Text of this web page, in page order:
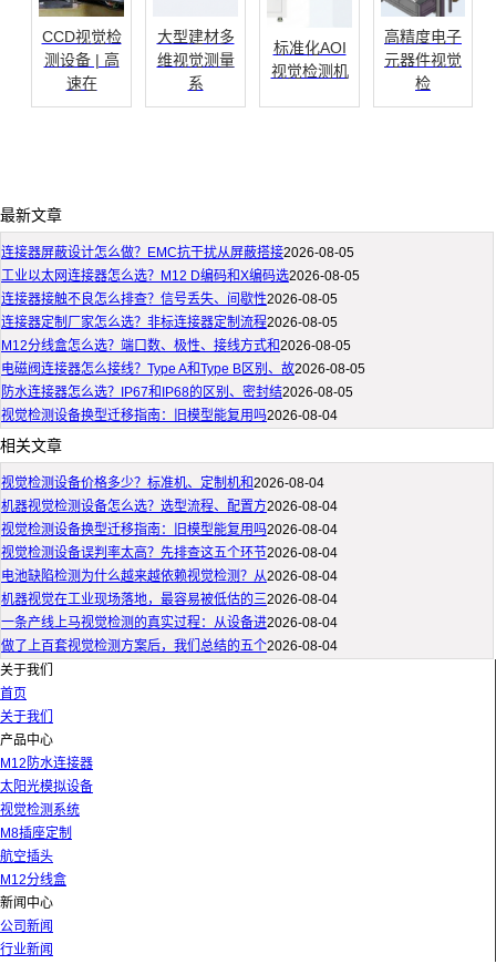
CCD视觉检
测设备 | 高
速在
大型建材多
维视觉测量
系
标准化AOI
视觉检测机
高精度电子
元器件视觉
检
最新文章
连接器屏蔽设计怎么做？EMC抗干扰从屏蔽搭接2026-08-05
工业以太网连接器怎么选？M12 D编码和X编码选2026-08-05
连接器接触不良怎么排查？信号丢失、间歇性2026-08-05
连接器定制厂家怎么选？非标连接器定制流程2026-08-05
M12分线盒怎么选？端口数、极性、接线方式和2026-08-05
电磁阀连接器怎么接线？Type A和Type B区别、故2026-08-05
防水连接器怎么选？IP67和IP68的区别、密封结2026-08-05
视觉检测设备换型迁移指南：旧模型能复用吗2026-08-04
相关文章
视觉检测设备价格多少？标准机、定制机和2026-08-04
机器视觉检测设备怎么选？选型流程、配置方2026-08-04
视觉检测设备换型迁移指南：旧模型能复用吗2026-08-04
视觉检测设备误判率太高？先排查这五个环节2026-08-04
电池缺陷检测为什么越来越依赖视觉检测？从2026-08-04
机器视觉在工业现场落地，最容易被低估的三2026-08-04
一条产线上马视觉检测的真实过程：从设备进2026-08-04
做了上百套视觉检测方案后，我们总结的五个2026-08-04
关于我们
首页
关于我们
产品中心
M12防水连接器
太阳光模拟设备
视觉检测系统
M8插座定制
航空插头
M12分线盒
新闻中心
公司新闻
行业新闻